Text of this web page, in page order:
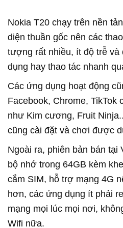
Nokia T20 chạy trên nền
diện thuần gốc nên các
tượng rất nhiều, ít độ trễ và
dụng hay thao tác nhanh
Các ứng dụng hoạt động
Facebook, Chrome, TikTok
như Kim cương, Fruit
cũng cài đặt và chơi được
Ngoài ra, phiên bản bán tại
bộ nhớ trong 64GB kèm
cắm SIM, hỗ trợ mạng 4G
hơn, các ứng dụng ít phải
mạng mọi lúc mọi nơi,
Wifi nữa.